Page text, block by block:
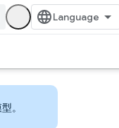
。